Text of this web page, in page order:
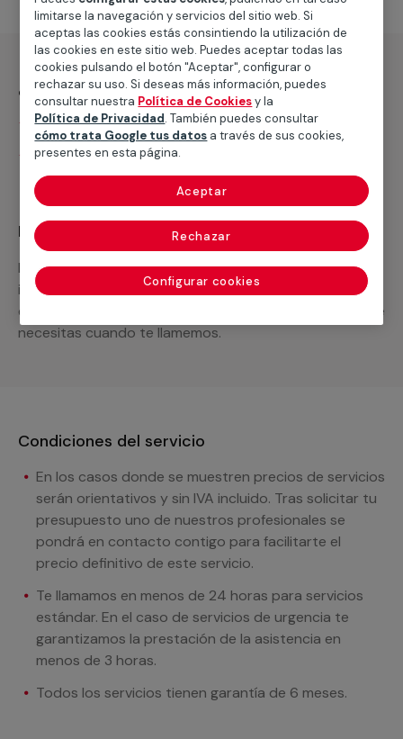
¿Qué incluye?
Desplazamiento
Presupuesto gratis y sin compromiso
Recuerda que en MULTIMAP
Podemos ofrecer cualquier servicio a medida
incluyendo todo lo que necesites: materiales,
equipamientos, electrodomésticos, etc. Cuéntanos que
necesitas cuando te llamemos.
Condiciones del servicio
En los casos donde se muestren precios de servicios
serán orientativos y sin IVA incluido. Tras solicitar tu
presupuesto uno de nuestros profesionales se
pondrá en contacto contigo para facilitarte el
precio definitivo de este servicio.
Te llamamos en menos de 24 horas para servicios
estándar. En el caso de servicios de urgencia te
garantizamos la prestación de la asistencia en
menos de 3 horas.
Todos los servicios tienen garantía de 6 meses.
limitarse la navegación y servicios del sitio web. Si
aceptas las cookies estás consintiendo la utilización de
las cookies en este sitio web. Puedes aceptar todas las
cookies pulsando el botón "Aceptar", configurar o
rechazar su uso. Si deseas más información, puedes
consultar nuestra Política de Cookiesy la
Política de Privacidad. También puedes consultar
cómo trata Google tus datos a través de sus cookies,
presentes en esta página.
Configurar cookies
Rechazar
Aceptar